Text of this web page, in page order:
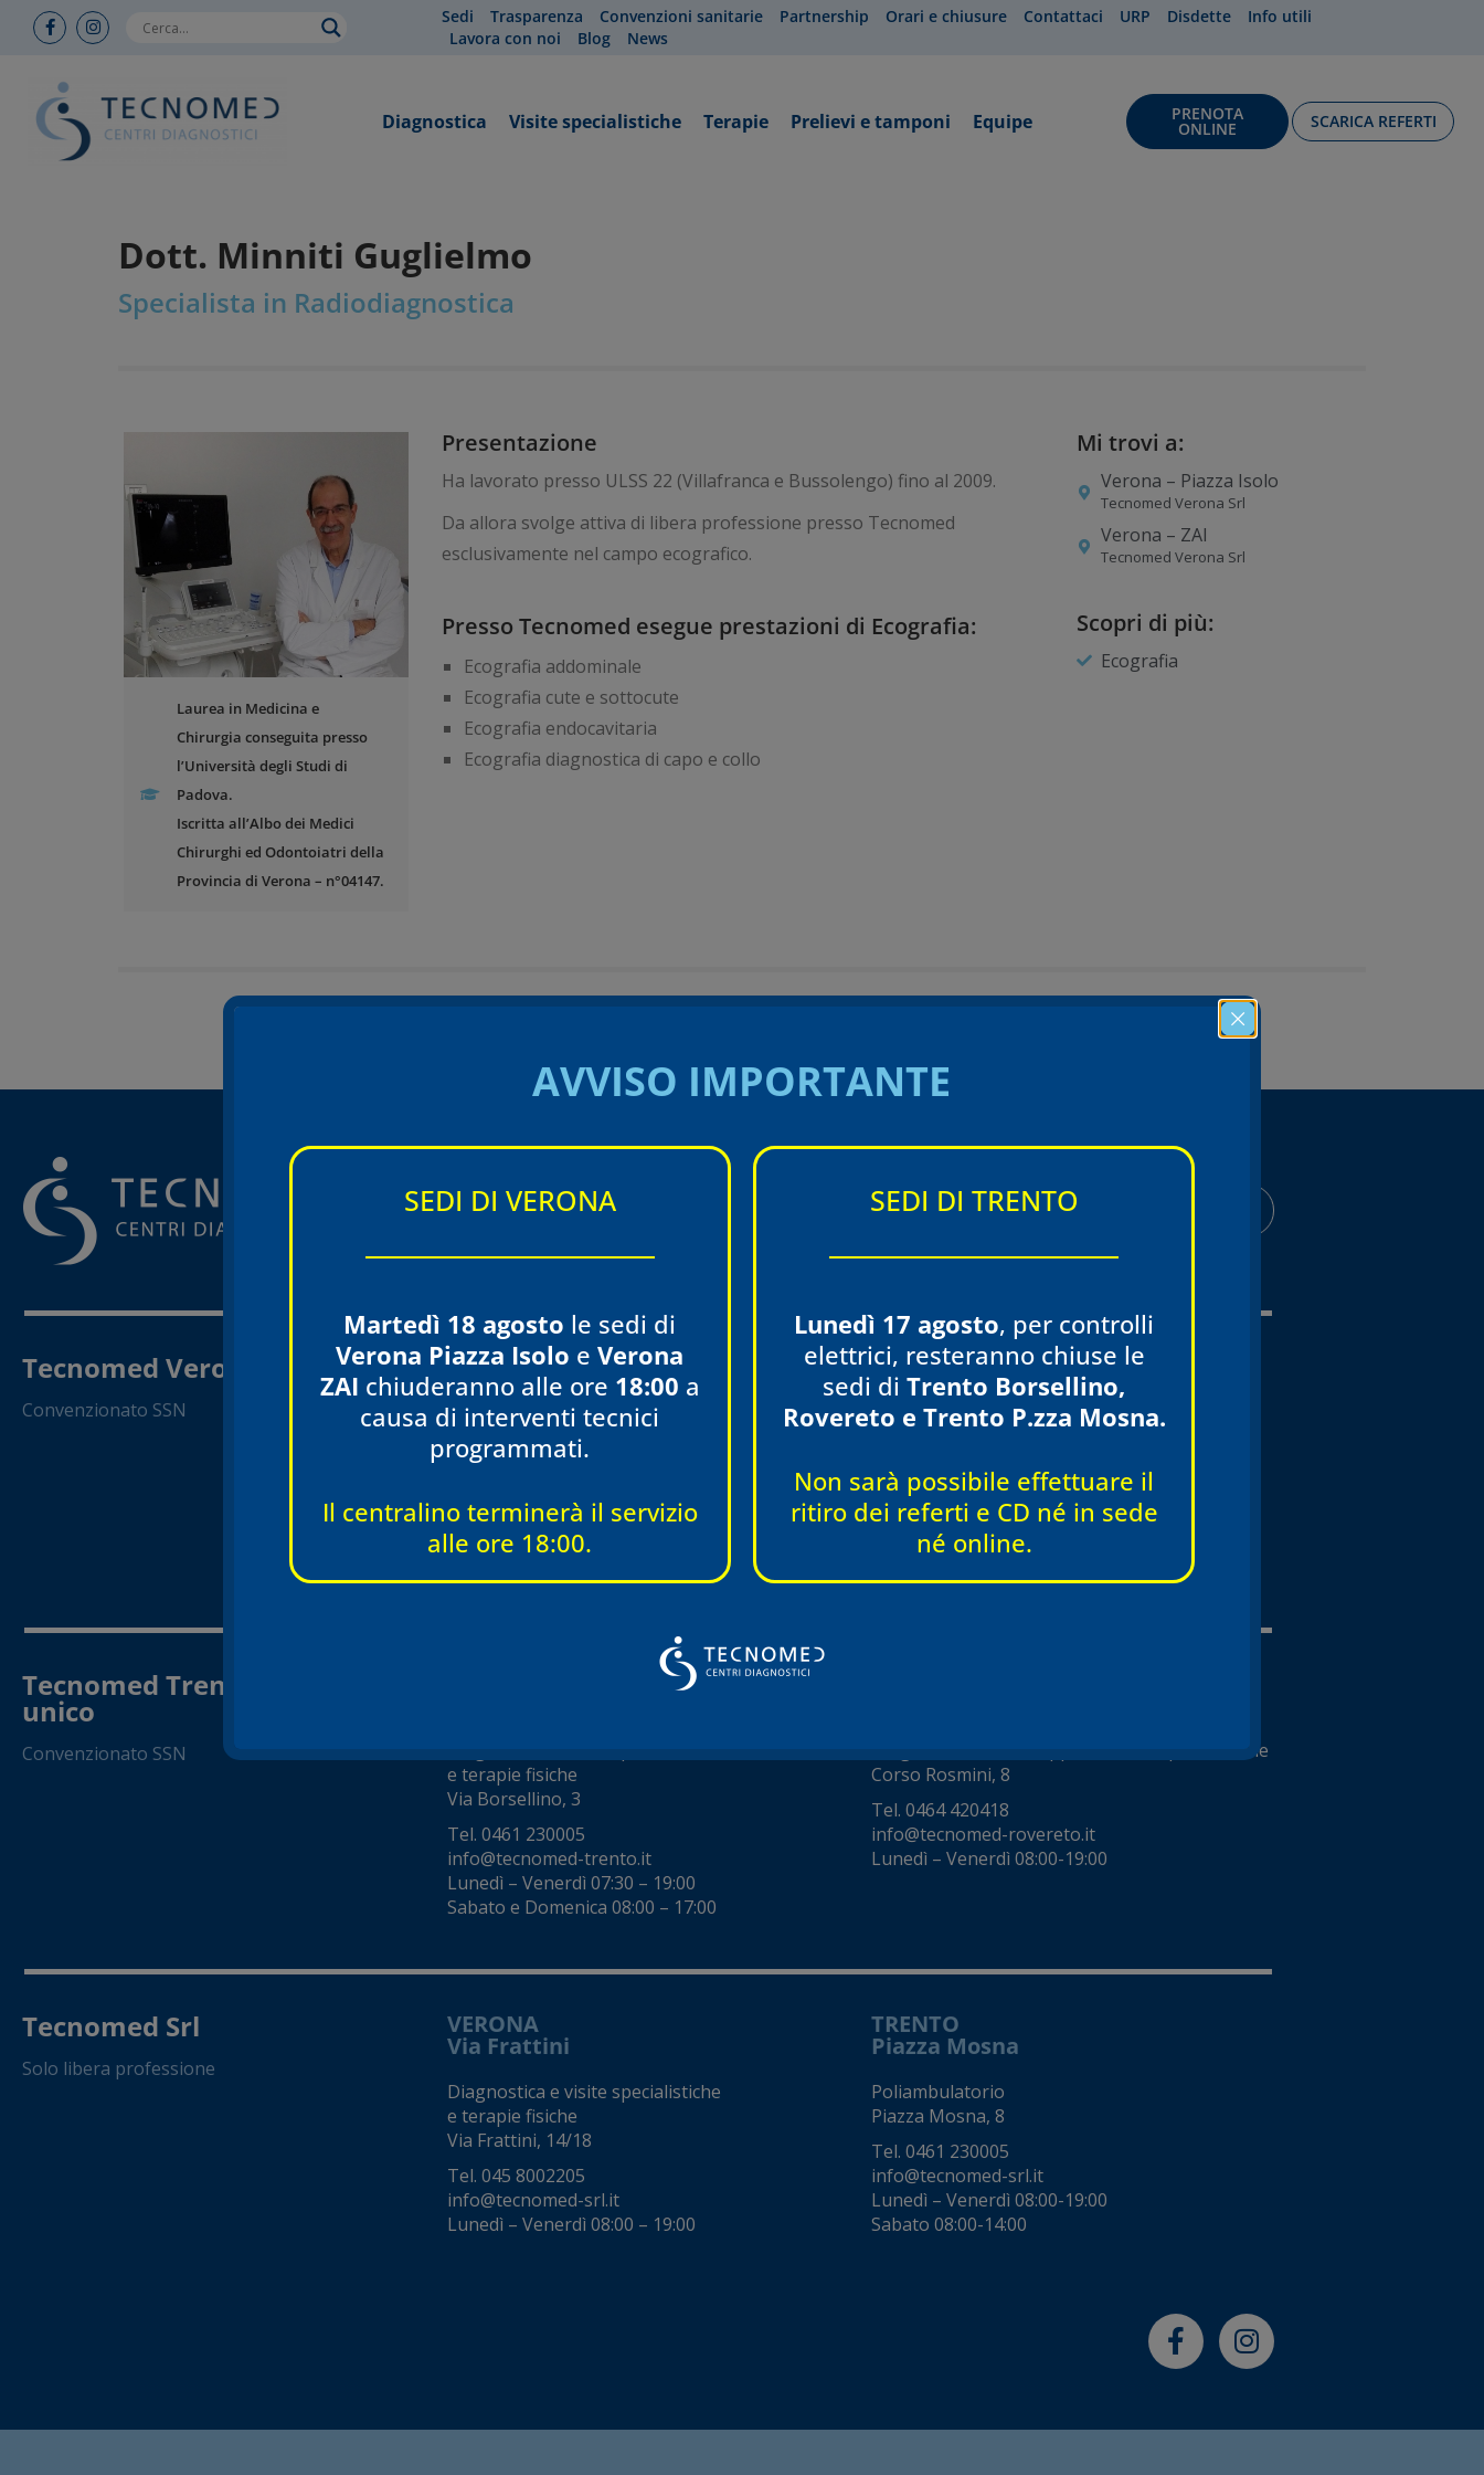
Sedi Trasparenza Convenzioni sanitarie Partnership Orari e chiusure Contattaci URP Disdette
Info utili
Lavora con noi
Blog News
Diagnostica Visite specialistiche Terapie Prelievi e tamponi Equipe PRENOTA
ONLINE SCARICA REFERTI
Dott. Minniti Guglielmo
Specialista in Radiodiagnostica
Laurea in Medicina e
Chirurgia conseguita presso
l’Università degli Studi di
Padova.
Iscritta all’Albo dei Medici
Chirurghi ed Odontoiatri della
Provincia di Verona – n°04147.
Presentazione
Ha lavorato presso ULSS 22 (Villafranca e Bussolengo) fino al 2009.
Da allora svolge attiva di libera professione presso Tecnomed
esclusivamente nel campo ecografico.
Presso Tecnomed esegue prestazioni di Ecografia:
Ecografia addominale
Ecografia cute e sottocute
Ecografia endocavitaria
Ecografia diagnostica di capo e collo
Mi trovi a:
Verona – Piazza Isolo
Tecnomed Verona Srl
Verona – ZAI
Tecnomed Verona Srl
Scopri di più:
Ecografia
Tecnomed Verona Srl
Convenzionato SSN
VERONA
Piazza Isolo
Diagnostica e visite specialistiche
Via Seghe San Tomaso, 17
info@tecnomed-verona.it
Lunedì – Venerdì 08:00 – 19:00
Sabato 08:00 – 16:00 (orari variabili)
VERONA
ZAI - Viale del Commercio
Diagnostica e visite specialistiche
Tel. 045 8002248
info@tecnomed-verona.it
Lunedì – Venerdì 08:00 – 19:00
Tecnomed Trento Srl a socio
unico
Convenzionato SSN
e terapie fisiche
Via Borsellino, 3
Tel. 0461 230005
info@tecnomed-trento.it
Lunedì – Venerdì 07:30 – 19:00
Sabato e Domenica 08:00 – 17:00
Ecografie, ecocolordoppler e visite specialistiche
Corso Rosmini, 8
Tel.0464 420418
info@tecnomed-rovereto.it
Lunedì – Venerdì 08:00-19:00
Tecnomed Srl
Solo libera professione
VERONA
Via Frattini
Diagnostica e visite specialistiche
e terapie fisiche
Via Frattini, 14/18
Tel. 045 8002205
info@tecnomed-srl.it
Lunedì – Venerdì 08:00 – 19:00
TRENTO
Piazza Mosna
Poliambulatorio
Piazza Mosna, 8
Tel.0461 230005
info@tecnomed-srl.it
Lunedì – Venerdì 08:00-19:00
Sabato 08:00-14:00
AVVISO IMPORTANTE
SEDI DI VERONA
Martedì 18 agosto le sedi di
Verona Piazza Isolo eVerona
ZAI chiuderanno alle ore 18:00 a
causa di interventi tecnici
programmati.
Il centralino terminerà il servizio
alle ore 18:00.
SEDI DI TRENTO
Lunedì 17 agosto, per controlli
elettrici, resteranno chiuse le
sedi diTrento Borsellino,
Rovereto e Trento P.zza Mosna.
Non sarà possibile effettuare il
ritiro dei referti e CD né in sede
né online.